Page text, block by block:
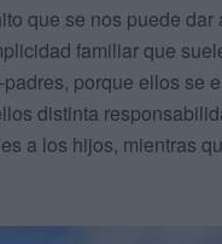
que se nos puede
familiar que
porque ellos se
distinta
a los hijos, mientras